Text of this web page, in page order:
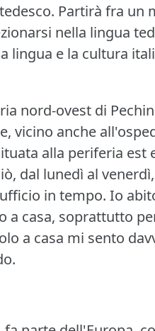
Partirà fra un
nella lingua
lingua e la cultura
nord-ovest di
vicino anche
alla periferia est
dal lunedì al
in tempo. Io
casa, soprattutto
a casa mi sento